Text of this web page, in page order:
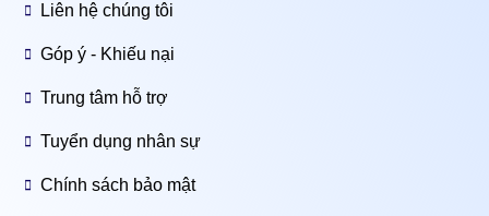
Liên hệ chúng tôi
Góp ý - Khiếu nại
Trung tâm hỗ trợ
Tuyển dụng nhân sự
Chính sách bảo mật